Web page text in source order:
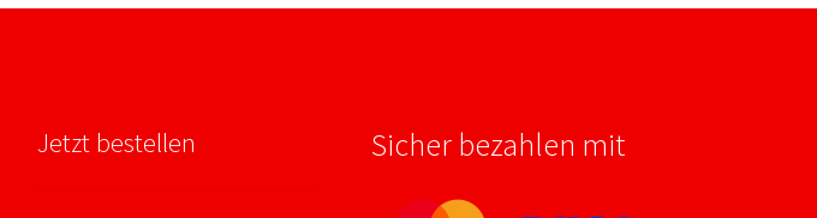
Jetzt bestellen Sicher bezahlen mit